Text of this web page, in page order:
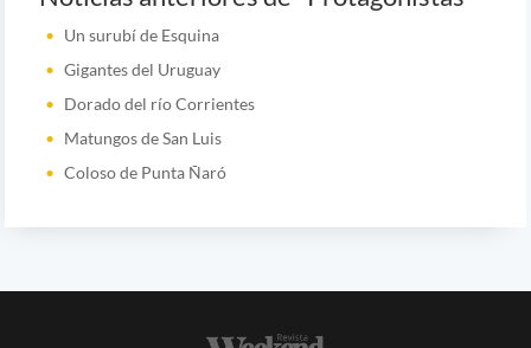
Un surubí de Esquina
Gigantes del Uruguay
Dorado del río Corrientes
Matungos de San Luis
Coloso de Punta Ñaró